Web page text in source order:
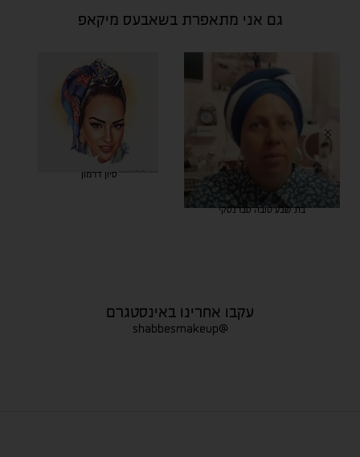
גם אני מתאפרת בשאבעס מיקאפ
בת שבע טובה סברנסקי
סיון דרמון
עקבו אחרינו באינסטגרם
@shabbesmakeup